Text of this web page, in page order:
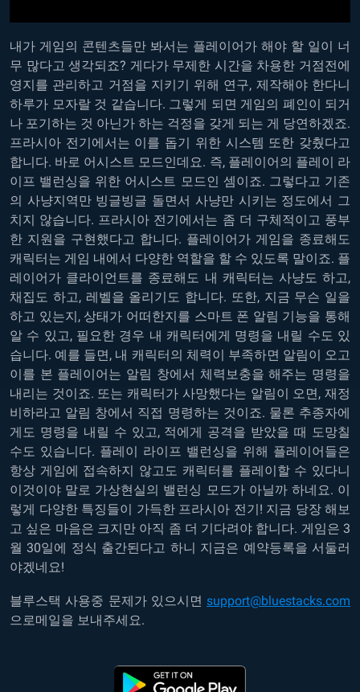
내가 게임의 콘텐츠들만 봐서는 플레이어가 해야 할 일이 너
무 많다고 생각되죠? 게다가 무제한 시간을 차용한 거점전에
영지를 관리하고 거점을 지키기 위해 연구, 제작해야 한다니
하루가 모자랄 것 같습니다. 그렇게 되면 게임의 폐인이 되거
나 포기하는 것 아닌가 하는 걱정을 갖게 되는 게 당연하겠죠.
프라시아 전기에서는 이를 돕기 위한 시스템 또한 갖췄다고
합니다. 바로 어시스트 모드인데요. 즉, 플레이어의 플레이 라
이프 밸런싱을 위한 어시스트 모드인 셈이죠. 그렇다고 기존
의 사냥지역만 빙글빙글 돌면서 사냥만 시키는 정도에서 그
치지 않습니다. 프라시아 전기에서는 좀 더 구체적이고 풍부
한 지원을 구현했다고 합니다. 플레이어가 게임을 종료해도
캐릭터는 게임 내에서 다양한 역할을 할 수 있도록 말이죠. 플
레이어가 클라이언트를 종료해도 내 캐릭터는 사냥도 하고,
채집도 하고, 레벨을 올리기도 합니다. 또한, 지금 무슨 일을
하고 있는지, 상태가 어떠한지를 스마트 폰 알림 기능을 통해
알 수 있고, 필요한 경우 내 캐릭터에게 명령을 내릴 수도 있
습니다. 예를 들면, 내 캐릭터의 체력이 부족하면 알림이 오고
이를 본 플레이어는 알림 창에서 체력보충을 해주는 명령을
내리는 것이죠. 또는 캐릭터가 사망했다는 알림이 오면, 재정
비하라고 알림 창에서 직접 명령하는 것이죠. 물론 추종자에
게도 명령을 내릴 수 있고, 적에게 공격을 받았을 때 도망칠
수도 있습니다. 플레이 라이프 밸런싱을 위해 플레이어들은
항상 게임에 접속하지 않고도 캐릭터를 플레이할 수 있다니
이것이야 말로 가상현실의 밸런싱 모드가 아닐까 하네요. 이
렇게 다양한 특징들이 가득한 프라시아 전기! 지금 당장 해보
고 싶은 마음은 크지만 아직 좀 더 기다려야 합니다. 게임은 3
월 30일에 정식 출간된다고 하니 지금은 예약등록을 서둘러
야겠네요!
블루스택 사용중 문제가 있으시면 support@bluestacks.com
으로메일을 보내주세요.